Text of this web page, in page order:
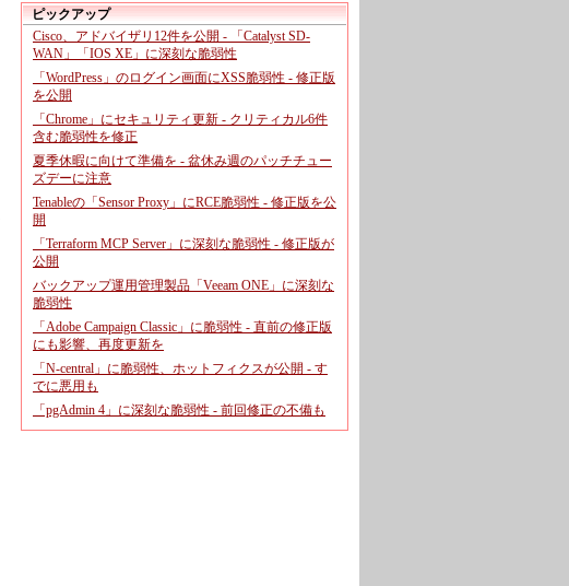
ピックアップ
Cisco、アドバイザリ12件を公開 - 「Catalyst SD-
WAN」「IOS XE」に深刻な脆弱性
「WordPress」のログイン画面にXSS脆弱性 - 修正版
を公開
「Chrome」にセキュリティ更新 - クリティカル6件
含む脆弱性を修正
夏季休暇に向けて準備を - 盆休み週のパッチチュー
ズデーに注意
Tenableの「Sensor Proxy」にRCE脆弱性 - 修正版を公
開
「Terraform MCP Server」に深刻な脆弱性 - 修正版が
公開
バックアップ運用管理製品「Veeam ONE」に深刻な
脆弱性
「Adobe Campaign Classic」に脆弱性 - 直前の修正版
にも影響、再度更新を
「N-central」に脆弱性、ホットフィクスが公開 - す
でに悪用も
「pgAdmin 4」に深刻な脆弱性 - 前回修正の不備も